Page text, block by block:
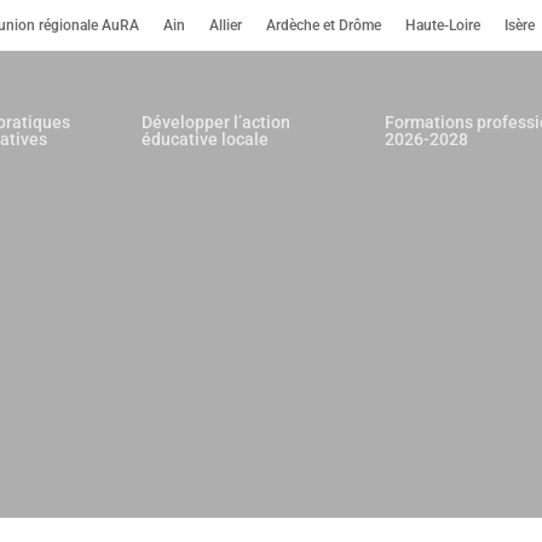
régionale AuRA Ain Allier Ardèche et Drôme Haute-Loire Isère
Développer l’action
éducative locale
Formations
2026-2028